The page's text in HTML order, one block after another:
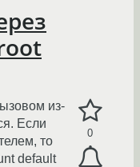
0
из-
Если
то
default